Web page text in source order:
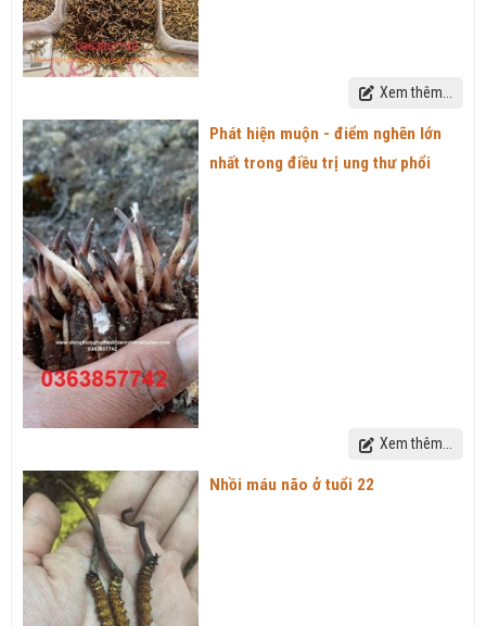
Xem thêm...
Phát hiện muộn - điểm nghẽn lớn
nhất trong điều trị ung thư phổi
Xem thêm...
Nhồi máu não ở tuổi 22